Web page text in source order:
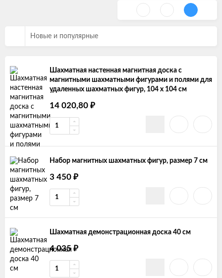
Новые и популярные
Шахматная настенная магнитная доска с
магнитными шахматными фигурами и полями для
удаленных шахматных фигур, 104 х 104 см
14 020,80 ₽
Набор магнитных шахматных фигур, размер 7 см
3 450 ₽
Шахматная демонстрационная доска 40 см
4 035 ₽